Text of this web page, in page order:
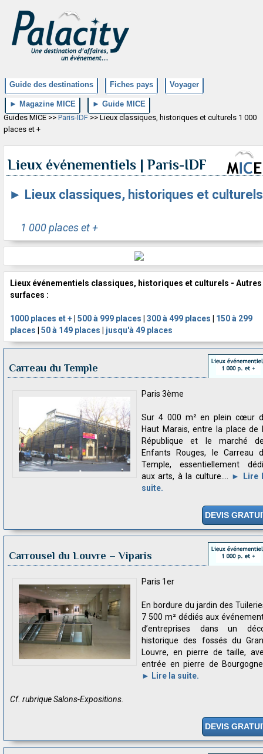
Guide des destinations Fiches pays Voyager
► Magazine MICE
► Guide MICE
Guides MICE >> Paris-IDF >> Lieux classiques, historiques et culturels 1 000
places et +
Lieux événementiels | Paris-IDF
► Lieux classiques, historiques et culturels
1 000 places et +
Lieux événementiels classiques, historiques et culturels - Autres
surfaces :
1000 places et + 500 à 999 places 300 à 499 places
150 à 299
places
50 à 149 places jusqu'à 49 places
Carreau du Temple
Paris 3ème
Sur 4 000 m² en plein cœur
Haut Marais, entre la place de
République et le marché
Enfants Rouges, le Carreau
Temple, essentiellement
aux arts, à la culture....
► Lire
suite.
DEVIS
Carrousel du Louvre – Viparis
Paris 1er
En bordure du jardin des
7 500 m² dédiés aux
d’entreprises dans un
historique des fossés du
Louvre, en pierre de taille,
entrée en pierre de
► Lire la suite.
Cf. rubrique Salons-Expositions.
DEVIS